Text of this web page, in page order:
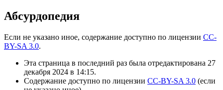
Абсурдопедия
Если не указано иное, содержание доступно по лицензии CC-
BY-SA 3.0.
Эта страница в последний раз была отредактирована 27
декабря 2024 в 14:15.
Содержание доступно по лицензии CC-BY-SA 3.0 (если